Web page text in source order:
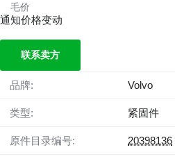
毛价
通知价格变动
联系卖方
品牌: Volvo
类型: 紧固件
原件目录编号: 20398136